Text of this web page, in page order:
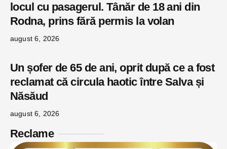
locul cu pasagerul. Tânăr de 18 ani din
Rodna, prins fără permis la volan
august 6, 2026
Un șofer de 65 de ani, oprit după ce a fost
reclamat că circula haotic între Salva și
Năsăud
august 6, 2026
Reclame